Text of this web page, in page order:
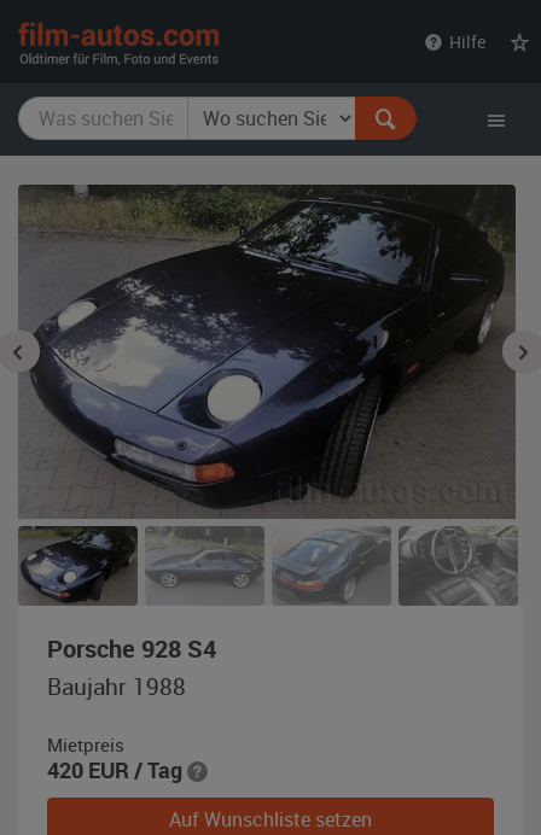
Hilfe
Porsche 928 S4,
Baujahr 1988
Mietpreis
420 EUR / Tag
Auf Wunschliste setzen